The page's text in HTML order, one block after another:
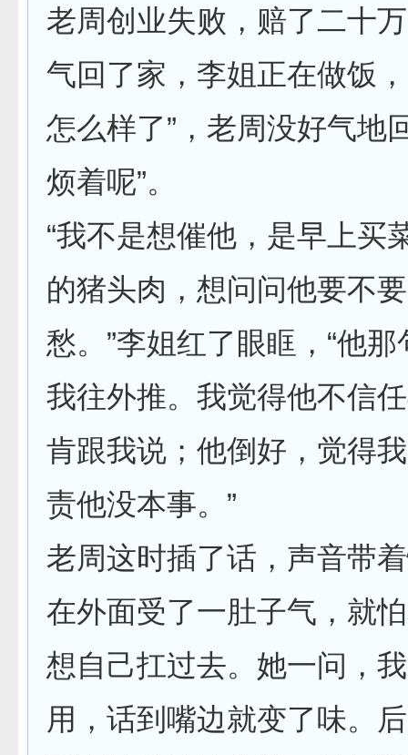
老周创业失败，赔了二十
气回了家，李姐正在做饭
怎么样了”，老周没好气地
烦着呢”。
“我不是想催他，是早上买
的猪头肉，想问问他要不
愁。”李姐红了眼眶，“他那
我往外推。我觉得他不信
肯跟我说；他倒好，觉得
责他没本事。”
老周这时插了话，声音带
在外面受了一肚子气，就
想自己扛过去。她一问，
用，话到嘴边就变了味。